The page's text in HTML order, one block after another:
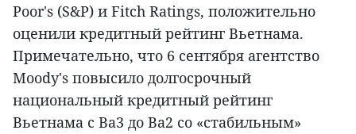
Poor's (S&P) и Fitch Ratings, положительно
оценили кредитный рейтинг Вьетнама.
Примечательно, что 6 сентября агентство
Moody's повысило долгосрочный
национальный кредитный рейтинг
Вьетнама с Ba3 до Ba2 со «стабильным»